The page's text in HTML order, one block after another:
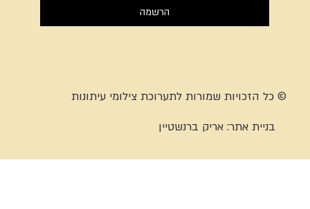
הרשמה
© כל הזכויות שמורות לתערוכת צילומי עיתונות
בניית אתר:אריק ברנשטיין